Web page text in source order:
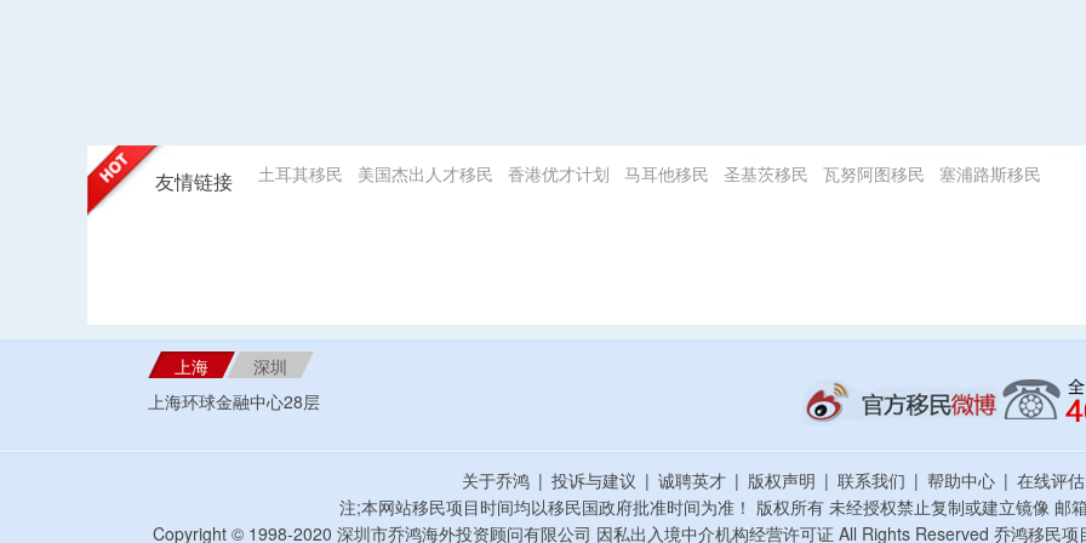
友情链接 土耳其移民 美国杰出人才移民 香港优才计划 马耳他移民 圣基茨移民 瓦努阿图移民 塞浦路斯移民
上海
深圳
上海环球金融中心28层
关于乔鸿 | 投诉与建议 | 诚聘英才 | 版权声明 | 联系我们 | 帮助中心 | 在线评
注;本网站移民项目时间均以移民国政府批准时间为准！ 版权所有 未经授权禁止复制或建立镜像 邮
Copyright © 1998-2020 深圳市乔鸿海外投资顾问有限公司 因私出入境中介机构经营许可证 All Rights Reserved 乔鸿移民